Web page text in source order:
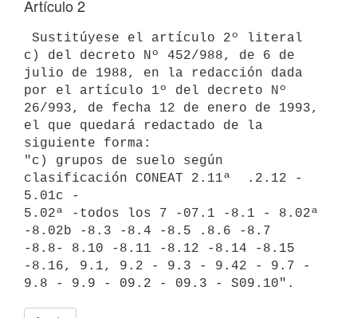
Artículo 2
c) del decreto Nº 452/988, de 6 de
julio de 1988, en la redacción dada
por el artículo 1º del decreto Nº
26/993, de fecha 12 de enero de 1993,
el que quedará redactado de la
siguiente forma:
"c) grupos de suelo según
clasificación CONEAT 2.11ª  .2.12 -
5.01c -
5.02ª -todos los 7 -07.1 -8.1 - 8.02ª
-8.02b -8.3 -8.4 -8.5 .8.6 -8.7
-8.8- 8.10 -8.11 -8.12 -8.14 -8.15
-8.16, 9.1, 9.2 - 9.3 - 9.42 - 9.7 -